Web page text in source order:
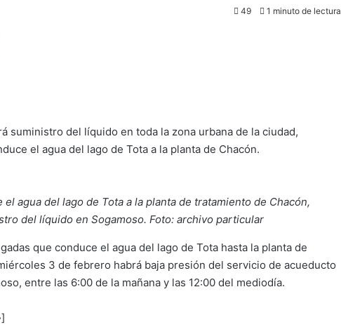
49 1 minuto de lectura
suministro del líquido en toda la zona urbana de la ciudad,
el agua del lago de Tota a la planta de Chacón.
agua del lago de Tota a la planta de tratamiento de Chacón,
del líquido en Sogamoso. Foto: archivo particular
que conduce el agua del lago de Tota hasta la planta de
3 de febrero habrá baja presión del servicio de acueducto
entre las 6:00 de la mañana y las 12:00 del mediodía.